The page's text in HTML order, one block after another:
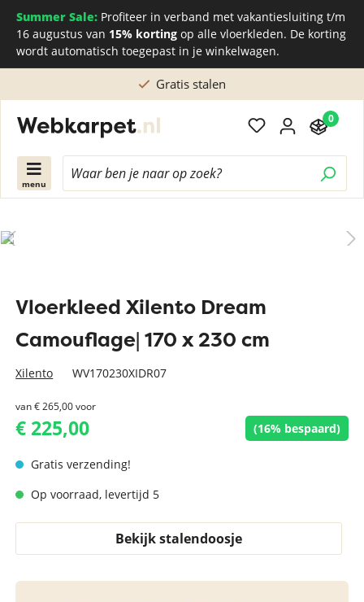
Summer Sale: Profiteer in verband met vakantiesluiting t/m
16 augustus van 15% korting op alle vloerkleden. De korting
wordt automatisch toegepast in je winkelwagen.
Gratis stalen
menu
0
Vloerkleed Xilento Dream
Camouflage| 170 x 230 cm
Xilento WV170230XIDR07
van€ 265,00voor
(16% bespaard)
€ 225,00
Gratis verzending!
Op voorraad, levertijd 5
Bekijk stalendoosje